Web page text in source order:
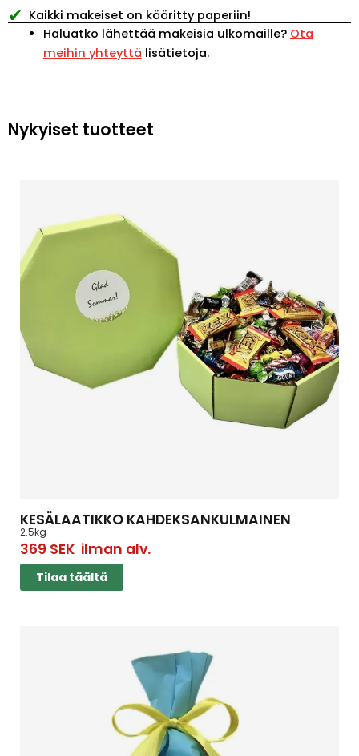
✔ Kaikki makeiset on kääritty paperiin!
Haluatko lähettää makeisia ulkomaille? Ota
meihin yhteyttä lisätietoja.
Nykyiset tuotteet
KESÄLAATIKKO KAHDEKSANKULMAINEN
2.5kg
369 SEKilman alv.
Tilaa täältä